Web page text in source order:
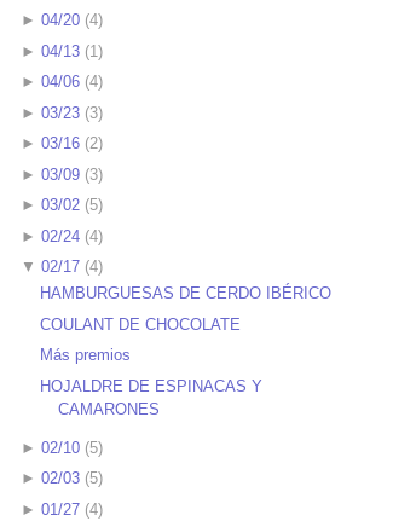
► 04/20(4)
► 04/13(1)
► 04/06(4)
► 03/23(3)
► 03/16(2)
► 03/09(3)
► 03/02(5)
► 02/24(4)
▼ 02/17(4)
HAMBURGUESAS DE CERDO IBÉRICO
COULANT DE CHOCOLATE
Más premios
HOJALDRE DE ESPINACAS Y
CAMARONES
► 02/10(5)
► 02/03(5)
► 01/27(4)